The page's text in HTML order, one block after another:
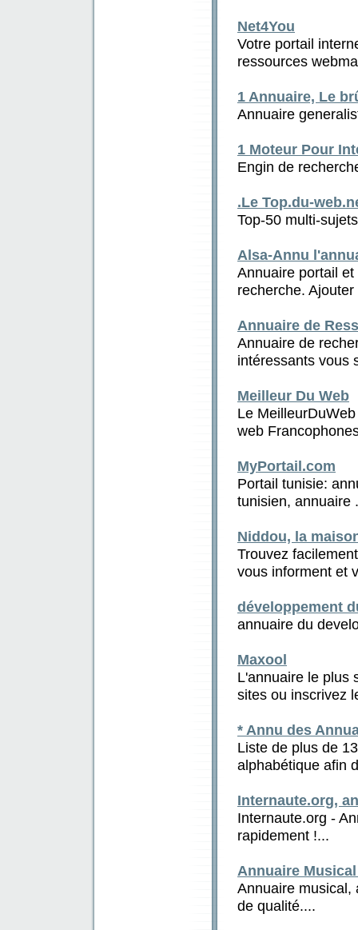
Net4You
Votre portail
ressources
1 Annuaire, Le
Annuaire
1 Moteur Pour
Engin de
.Le Top.du-
Top-50 multi-
Alsa-Annu
Annuaire portail
recherche.
Annuaire de
Annuaire de
intéressants vous
Meilleur Du Web
Le
web
MyPortail.com
Portail tunisie:
tunisien, annuaire
Niddou, la
Trouvez
vous informent et
développement
annuaire du
Maxool
L'annuaire le plus
sites ou inscrivez
* Annu des
Liste de plus de
alphabétique afin
Internaute.org,
Internaute.org -
rapidement !...
Annuaire
Annuaire musical,
de qualité....